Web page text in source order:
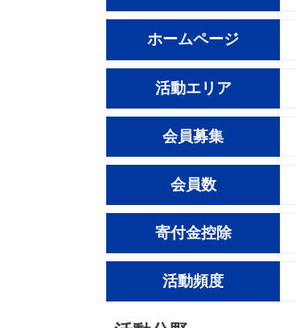
ホームページ
活動エリア
会員募集
会員数
寄付金控除
活動頻度